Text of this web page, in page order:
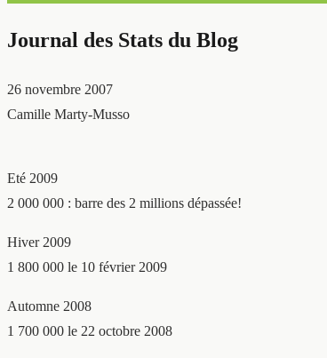
Journal des Stats du Blog
26 novembre 2007
Camille Marty-Musso
Eté 2009
2 000 000 : barre des 2 millions dépassée!
Hiver 2009
1 800 000 le 10 février 2009
Automne 2008
1 700 000 le 22 octobre 2008